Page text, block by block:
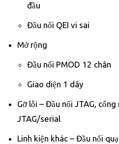
đầu
Đầu nối QEI vi sai
Mở rộng
Đầu nối PMOD 12 chân
Giao diện 1 dây
Gỡ lỗi – Đầu nối JTAG,
JTAG/serial
Linh kiện khác – Đầu nối